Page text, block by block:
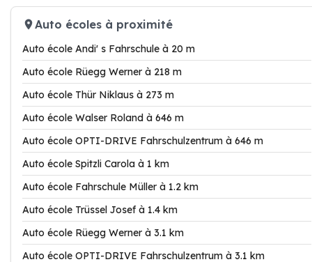
Auto écoles à proximité
Auto école Andi' s Fahrschule à 20 m
Auto école Rüegg Werner à 218 m
Auto école Thür Niklaus à 273 m
Auto école Walser Roland à 646 m
Auto école OPTI-DRIVE Fahrschulzentrum à 646 m
Auto école Spitzli Carola à 1 km
Auto école Fahrschule Müller à 1.2 km
Auto école Trüssel Josef à 1.4 km
Auto école Rüegg Werner à 3.1 km
Auto école OPTI-DRIVE Fahrschulzentrum à 3.1 km